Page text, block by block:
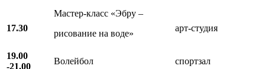
17.30
Мастер-класс «Эбру –
рисование на воде»
арт-студия
19.00
-21.00
Волейбол спортзал